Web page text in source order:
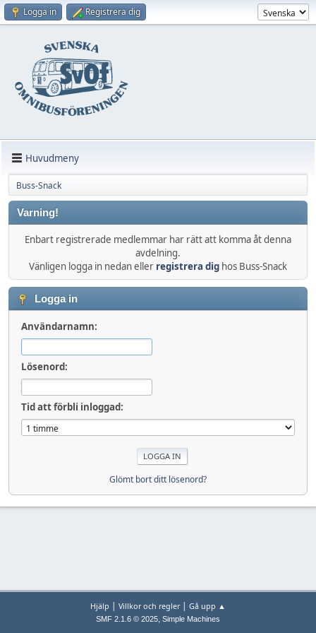
Logga in Registrera dig
Huvudmeny
Buss-Snack
Varning!
Enbart registrerade medlemmar har rätt att komma åt denna
avdelning.
Vänligen logga in nedan eller registrera dig hos Buss-Snack
Logga in
Användarnamn:
Lösenord:
Tid att förbli inloggad:
Glömt bort ditt lösenord?
Hjälp | Villkor och regler| Gå upp ▲
SMF 2.1.6 © 2025, Simple Machines